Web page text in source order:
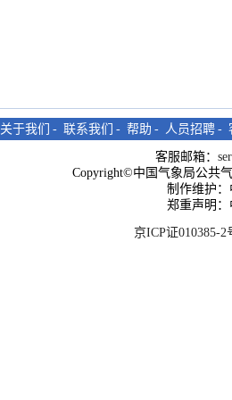
关于我们 - 联系我们 - 帮助 - 人员招聘 -
客服邮箱：
Copyright©中国气象局公共
制作维护
郑重声明
京ICP证010385-2